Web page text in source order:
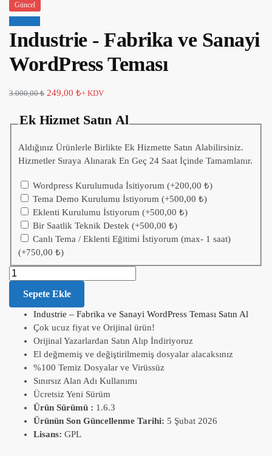
Güncel
Industrie - Fabrika ve Sanayi
WordPress Teması
3.000,00₺ 249,00 ₺+ KDV
Ek Hizmet Satın Al
Aldığınız Ürünlerle Birlikte Ek Hizmette Satın Alabilirsiniz.
Hizmetler Sıraya Alınarak En Geç 24 Saat İçinde Tamamlanır.
Wordpress Kurulumuda İsitiyorum(+200,00₺)
Tema Demo Kurulumu İstiyorum(+500,00₺)
Eklenti Kurulumu İstiyorum(+500,00₺)
Bir Saatlik Teknik Destek(+500,00₺)
Canlı Tema / Eklenti Eğitimi İstiyorum (max- 1 saat)
(+750,00₺)
Sepete Ekle
Industrie – Fabrika ve Sanayi WordPress Teması Satın Al
Çok ucuz fiyat ve Orijinal ürün!
Orijinal Yazarlardan Satın Alıp İndiriyoruz
El değmemiş ve değiştirilmemiş dosyalar alacaksınız
%100 Temiz Dosyalar ve Virüssüz
Sınırsız Alan Adı Kullanımı
Ücretsiz Yeni Sürüm
Ürün Sürümü : 1.6.3
Ürünün Son Güncellenme Tarihi: 5 Şubat 2026
Lisans: GPL